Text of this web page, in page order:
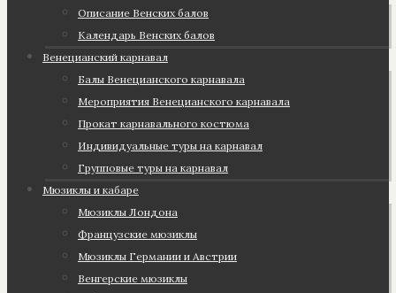
Описание Венских балов
Календарь Венских балов
Венецианский карнавал
Балы Венецианского карнавала
Мероприятия Венецианского карнавала
Прокат карнавального костюма
Индивидуальные туры на карнавал
Групповые туры на карнавал
Мюзиклы и кабаре
Мюзиклы Лондона
Французские мюзиклы
Мюзиклы Германии и Австрии
Венгерские мюзиклы